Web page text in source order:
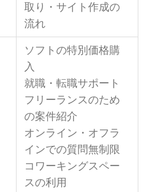
取り・サイト作成の
流れ
ソフトの特別価格購
入
就職・転職サポート
フリーランスのため
の案件紹介
オンライン・オフラ
インでの質問無制限
コワーキングスペー
スの利用